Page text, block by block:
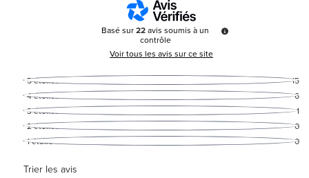
Basé sur22avis soumis à un
contrôle
Voir tous les avis sur ce site
5étoiles
15
4étoiles
6
3étoiles
1
2étoiles
0
1étoile 0
Trier les avis